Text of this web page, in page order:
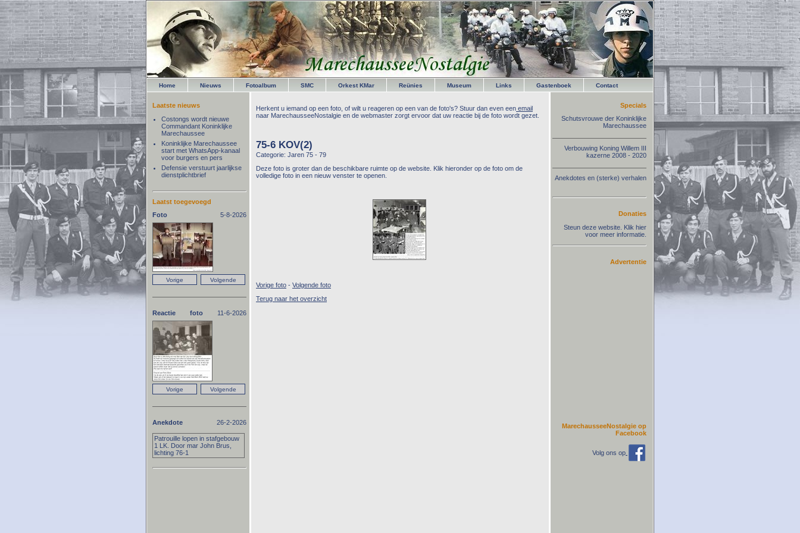
Home Nieuws Fotoalbum SMC Orkest KMar Reünies Museum Links Gastenboek Contact
Herkent u iemand op een foto, of wilt u reageren op een van de foto's? Stuur dan even een email
naar MarechausseeNostalgie en de webmaster zorgt ervoor dat uw reactie bij de foto wordt gezet.
75-6 KOV(2)
Categorie: Jaren 75 - 79
Deze foto is groter dan de beschikbare ruimte op de website. Klik hieronder op de foto om de
volledige foto in een nieuw venster te openen.
Vorige foto - Volgende foto
Terug naar het overzicht
Laatste nieuws
Costongs wordt nieuwe
Commandant Koninklijke
Marechaussee
Koninklijke Marechaussee
start met WhatsApp-kanaal
voor burgers en pers
Defensie verstuurt jaarlijkse
dienstplichtbrief
Laatst toegevoegd
Foto
5-8-2026
Reactie foto 11-6-2026
Anekdote 26-2-2026
Patrouille lopen in stafgebouw
1 LK. Door mar John Brus,
lichting 76-1
Specials
Schutsvrouwe der Koninklijke
Marechaussee
Verbouwing Koning Willem III
kazerne 2008 - 2020
Anekdotes en (sterke) verhalen
Donaties
Steun deze website. Klik hier
voor meer informatie.
Advertentie
MarechausseeNostalgie op
Facebook
Volg ons op